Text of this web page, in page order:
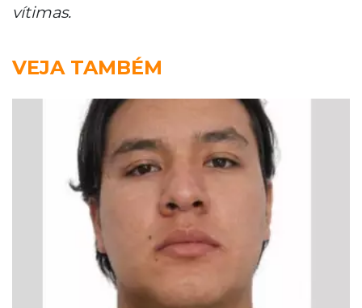
vítimas.
VEJA TAMBÉM